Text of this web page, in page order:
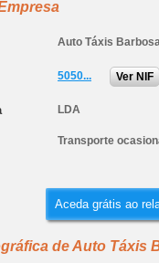
Auto Táxis
5050... Ver NIF
LDA
Transporte
Aceda grátis ao
de Auto Táxis